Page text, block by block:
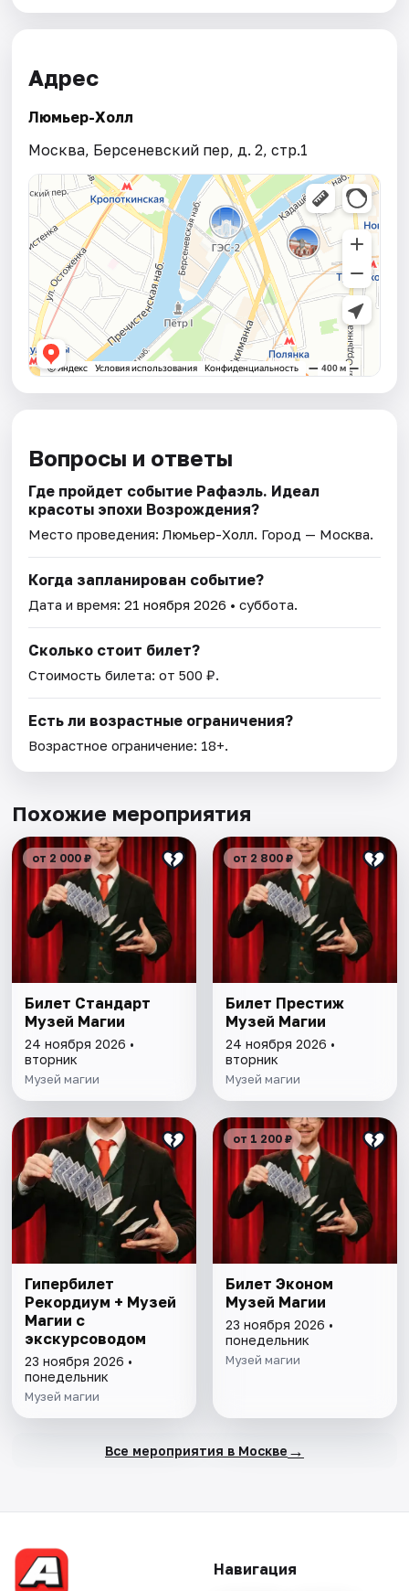
Адрес
Люмьер-Холл
Москва, Берсеневский пер, д. 2, стр.1
Вопросы и ответы
Где пройдет событие Рафаэль. Идеал
красоты эпохи Возрождения?
Место проведения:Люмьер-Холл. Город — Москва.
Когда запланирован событие?
Дата и время:21 ноября 2026 • суббота.
Сколько стоит билет?
Стоимость билета: от 500 ₽.
Есть ли возрастные ограничения?
Возрастное ограничение: 18+.
Похожие мероприятия
от 2 000 ₽
Билет Стандарт
Музей Магии
24 ноября 2026 •
вторник
Музей магии
от 2 800 ₽
Билет Престиж
Музей Магии
24 ноября 2026 •
вторник
Музей магии
Гипербилет
Рекордиум + Музей
Магии с
экскурсоводом
23 ноября 2026 •
понедельник
Музей магии
от 1 200 ₽
Билет Эконом
Музей Магии
23 ноября 2026 •
понедельник
Музей магии
Все мероприятия в Москве →
Навигация